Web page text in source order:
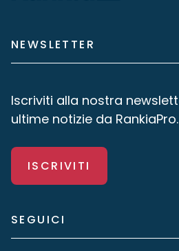
NEWSLETTER
Iscriviti alla nostra
ultime notizie da RankiaPro.
ISCRIVITI
SEGUICI